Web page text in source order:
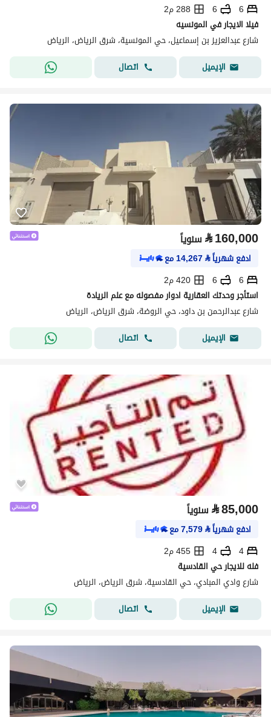
6
6
288 م2
فيلا الايجار في المونسيه
شارع عبدالعزيز بن إسماعيل، حي المونسية، شرق الرياض، الرياض
الإيميل
اتصال
⃁160,000 سنوياً
ادفع شهرياً⃁
14,267مع
6
6
420 م2
استأجر وحدتك العقارية ادوار مفصوله مع علم الريادة
شارع عبدالرحمن بن داود، حي الروضة، شرق الرياض، الرياض
الإيميل
اتصال
⃁85,000 سنوياً
ادفع شهرياً⃁
7,579مع
4
4
455 م2
فله للايجار حي القادسية
شارع وادي المبادي، حي القادسية، شرق الرياض، الرياض
الإيميل
اتصال